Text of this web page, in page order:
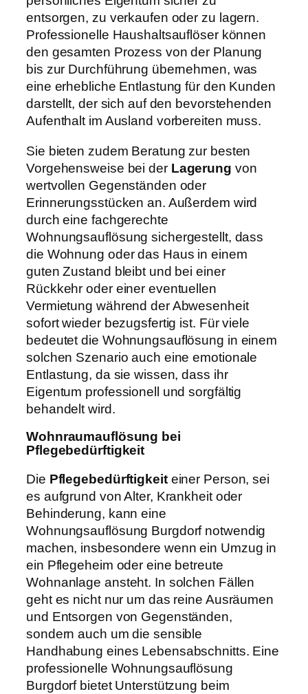
entsorgen, zu verkaufen oder zu lagern.
Professionelle Haushaltsauflöser können
den gesamten Prozess von der Planung
bis zur Durchführung übernehmen, was
eine erhebliche Entlastung für den Kunden
darstellt, der sich auf den bevorstehenden
Aufenthalt im Ausland vorbereiten muss.
Sie bieten zudem Beratung zur besten
Vorgehensweise bei der Lagerung von
wertvollen Gegenständen oder
Erinnerungsstücken an. Außerdem wird
durch eine fachgerechte
Wohnungsauflösung sichergestellt, dass
die Wohnung oder das Haus in einem
guten Zustand bleibt und bei einer
Rückkehr oder einer eventuellen
Vermietung während der Abwesenheit
sofort wieder bezugsfertig ist. Für viele
bedeutet die Wohnungsauflösung in einem
solchen Szenario auch eine emotionale
Entlastung, da sie wissen, dass ihr
Eigentum professionell und sorgfältig
behandelt wird.
Wohnraumauflösung bei
Pflegebedürftigkeit
Die Pflegebedürftigkeiteiner Person, sei
es aufgrund von Alter, Krankheit oder
Behinderung, kann eine
Wohnungsauflösung Burgdorf notwendig
machen, insbesondere wenn ein Umzug in
ein Pflegeheim oder eine betreute
Wohnanlage ansteht. In solchen Fällen
geht es nicht nur um das reine Ausräumen
und Entsorgen von Gegenständen,
sondern auch um die sensible
Handhabung eines Lebensabschnitts. Eine
professionelle Wohnungsauflösung
Burgdorf bietet Unterstützung beim